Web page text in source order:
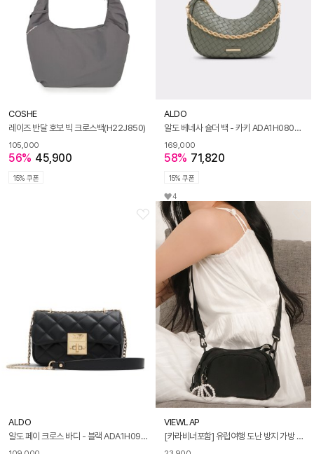
COSHE
레이즈 반달 호보 빅 크로스백(H22J850)
105,000
56% 45,900
15% 쿠폰
ALDO
알도 베네사 숄더 백 - 카키 ADA1H080HZ250
169,000
58% 71,820
15% 쿠폰
4
ALDO
알도 페이 크로스 바디 - 블랙 ADA1H091HZ001
VIEWLAP
[카라비너포함] 유럽여행 도난 방지 가방 나일론 크로스 백